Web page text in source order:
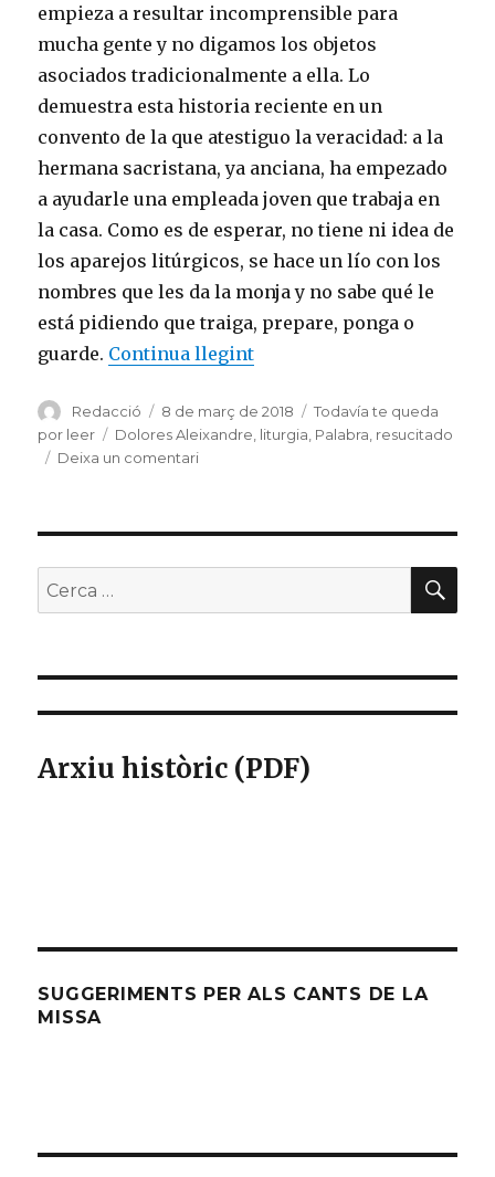
empieza a resultar incomprensible para
mucha gente y no digamos los objetos
asociados tradicionalmente a ella. Lo
demuestra esta historia reciente en un
convento de la que atestiguo la veracidad: a la
hermana sacristana, ya anciana, ha empezado
a ayudarle una empleada joven que trabaja en
la casa. Como es de esperar, no tiene ni idea de
los aparejos litúrgicos, se hace un lío con los
nombres que les da la monja y no sabe qué le
está pidiendo que traiga, prepare, ponga o
guarde. Continua llegint«Metamorfosis»
Autor
Redacció
Publicat
el
8 de març de 2018 Categories
Todavía te queda
por leer
Etiquetes
Dolores Aleixandre liturgia Palabra resucitado
Deixa un comentaria
Buscar
per:
Arxiu històric (PDF)
SUGGERIMENTS PER ALS CANTS DE LA
MISSA